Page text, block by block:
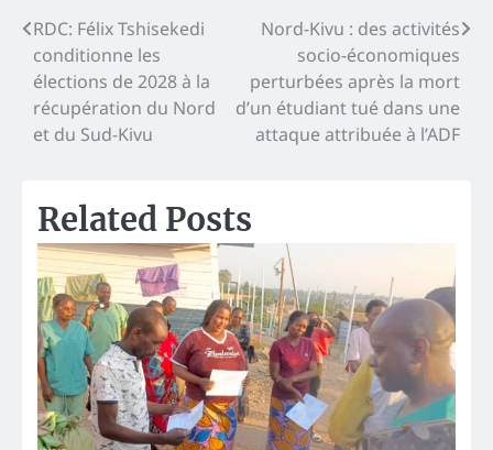
Navigation
de
l’article
RDC: Félix Tshisekedi
conditionne les
élections de 2028 à la
récupération du Nord
et du Sud-Kivu
Nord-Kivu : des activités
socio-économiques
perturbées après la mort
d’un étudiant tué dans une
attaque attribuée à l’ADF
Related Posts